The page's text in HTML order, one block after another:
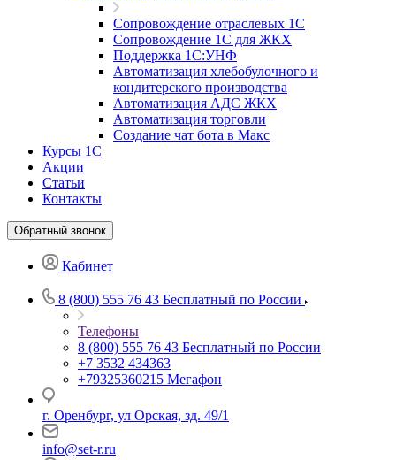
Сопровождение отраслевых 1С
Сопровождение 1С для ЖКХ
Поддержка 1С:УНФ
Автоматизация хлебобулочного и
кондитерского производства
Автоматизация АДС ЖКХ
Автоматизация торговли
Создание чат бота в Макс
Курсы 1С
Акции
Статьи
Контакты
Обратный звонок
Кабинет
8 (800) 555 76 43 Бесплатный по России
Телефоны
8 (800) 555 76 43 Бесплатный по России
+7 3532 434363
+79325360215 Мегафон
г. Оренбург, ул Орская, зд. 49/1
info@set-r.ru